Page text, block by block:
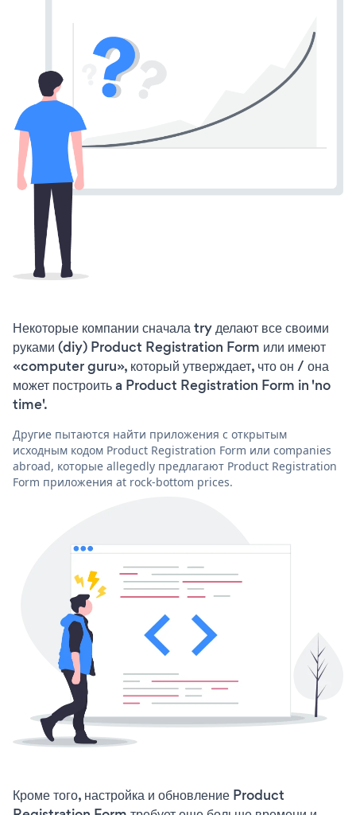
Некоторые компании сначала try делают все своими
руками (diy) Product Registration Form или имеют
«computer guru», который утверждает, что он / она
может построить a Product Registration Form in 'no
time'.
Другие пытаются найти приложения с открытым
исходным кодом Product Registration Form или companies
abroad, которые allegedly предлагают Product Registration
Form приложения at rock-bottom prices.
Кроме того, настройка и обновление Product